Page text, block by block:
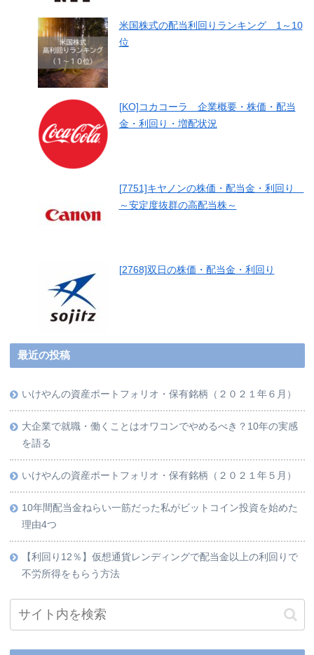
米国株式の配当利回りランキング 1～10
位
[KO]コカコーラ 企業概要・株価・配当
金・利回り・増配状況
[7751]キヤノンの株価・配当金・利回り
～安定度抜群の高配当株～
[2768]双日の株価・配当金・利回り
最近の投稿
いけやんの資産ポートフォリオ・保有銘柄（２０２１年６月）
大企業で就職・働くことはオワコンでやめるべき？10年の実感
を語る
いけやんの資産ポートフォリオ・保有銘柄（２０２１年５月）
10年間配当金ねらい一筋だった私がビットコイン投資を始めた
理由4つ
【利回り12％】仮想通貨レンディングで配当金以上の利回りで
不労所得をもらう方法